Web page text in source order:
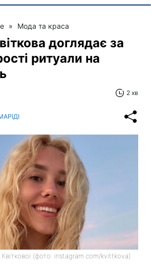
» Мода та краса
доглядає за
ритуали на
2 хв
(фото: instagram.com/kvittkova)